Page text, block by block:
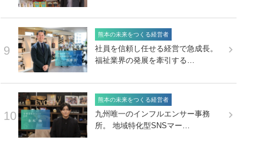
9
熊本の未来をつくる経営者
社員を信頼し任せる経営で急成長。
福祉業界の発展を牽引する…
10
熊本の未来をつくる経営者
九州唯一のインフルエンサー事務
所。 地域特化型SNSマー…